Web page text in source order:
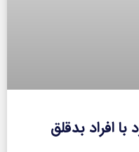
افراد بدقلق